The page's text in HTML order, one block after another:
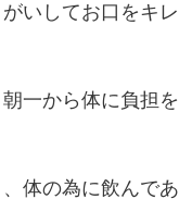
いしてお口をキレ
一から体に負担を
体の為に飲んであ